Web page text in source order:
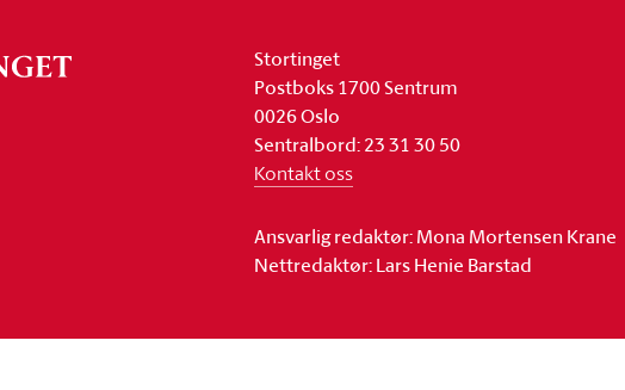
Stortinget
Postboks 1700 Sentrum
0026 Oslo
Sentralbord: 23 31 30 50
Kontakt oss
Ansvarlig redaktør: Mona Mortensen Krane
Nettredaktør: Lars Henie Barstad